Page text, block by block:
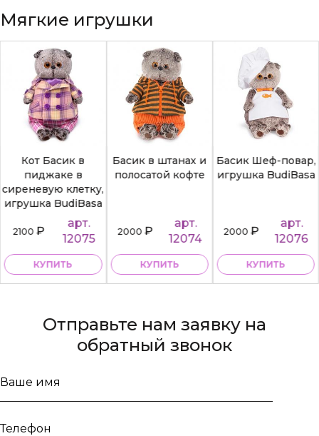
Мягкие игрушки
Кот Басик в
пиджаке в
сиреневую клетку,
игрушка BudiBasa
2100₽
арт.
12075
КУПИТЬ
Басик в штанах и
полосатой кофте
2000₽
арт.
12074
КУПИТЬ
Басик Шеф-повар,
игрушка BudiBasa
2000₽
арт.
12076
КУПИТЬ
Отправьте нам заявку на
обратный звонок
Ваше